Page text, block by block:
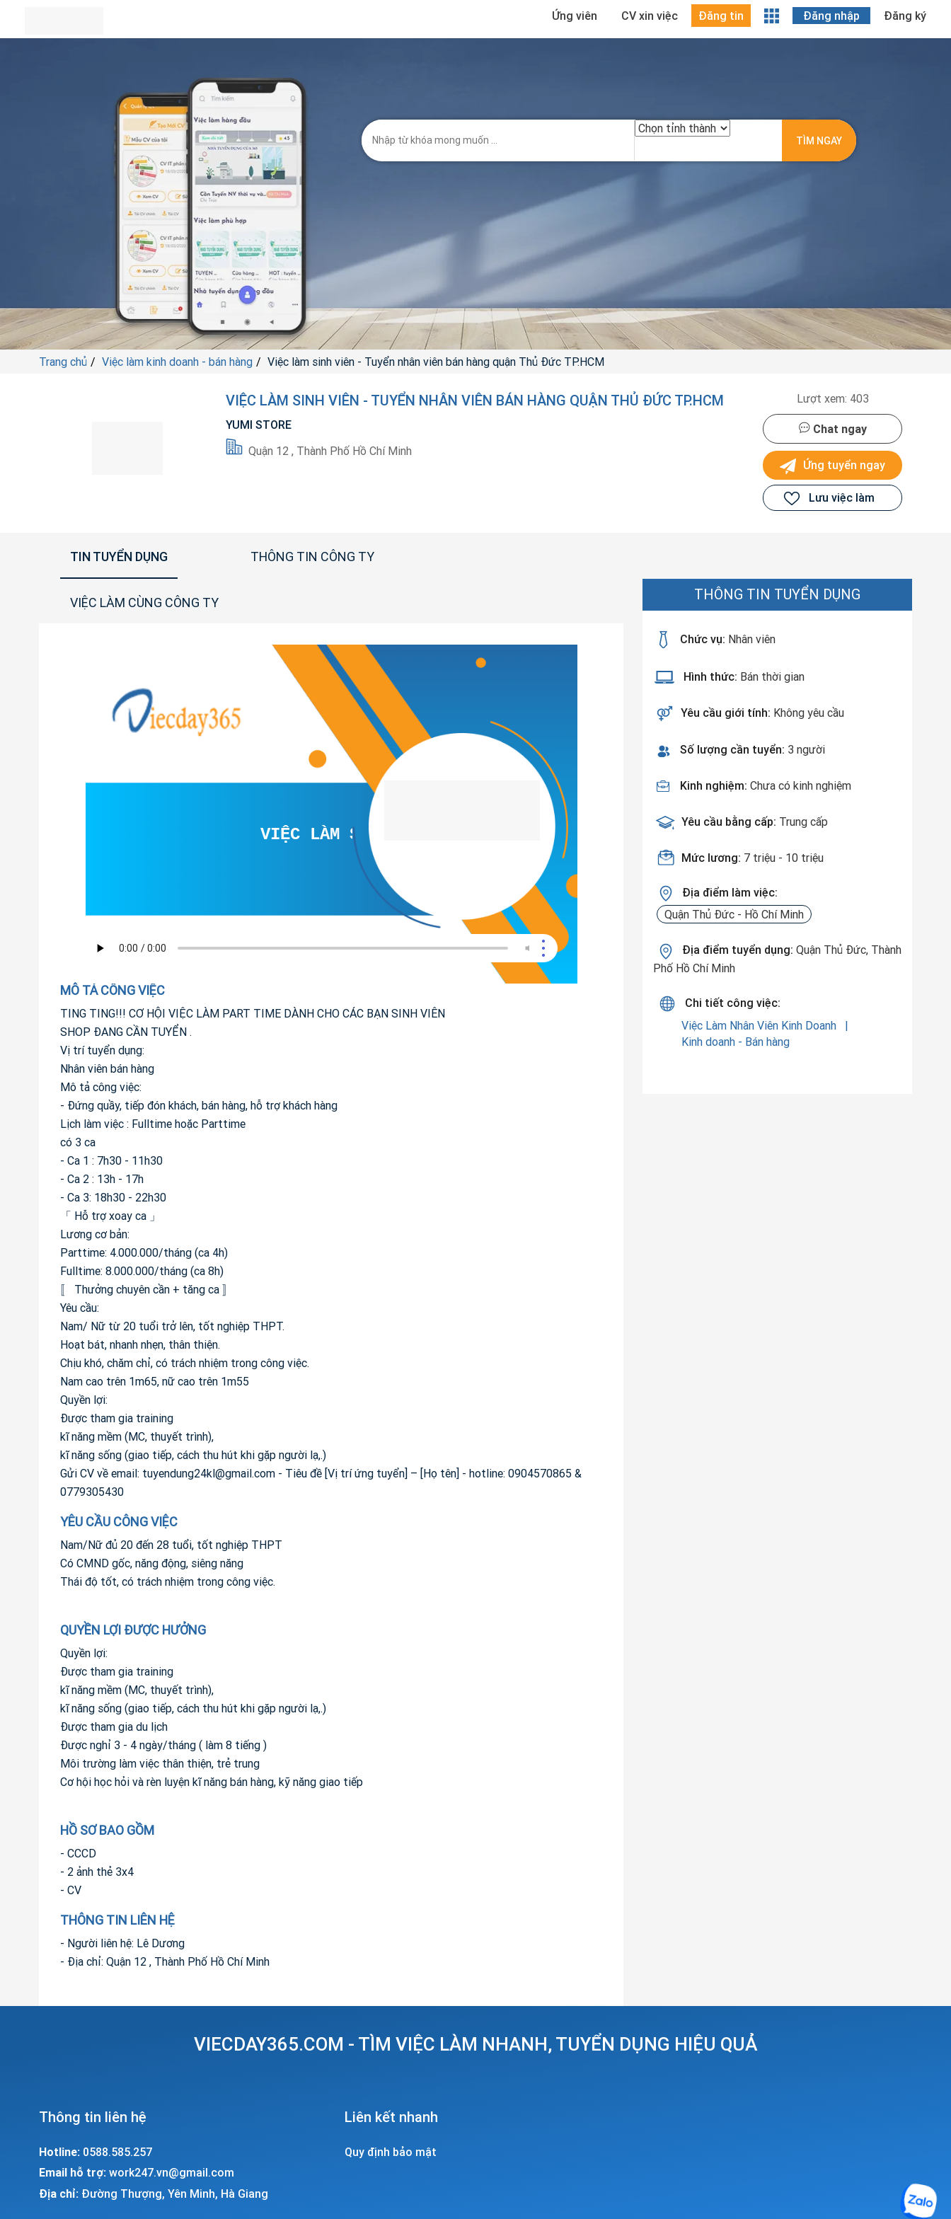
Ứng viên CV xin việc Đăng tin Đăng nhập Đăng ký
TÌM NGAY
Trang chủ Việc làm kinh doanh - bán hàng Việc làm sinh viên - Tuyển nhân viên bán hàng quận Thủ Đức TP.HCM
VIỆC LÀM SINH VIÊN - TUYỂN NHÂN VIÊN BÁN HÀNG QUẬN THỦ ĐỨC TP.HCM
YUMI STORE
Quận 12 , Thành Phố Hồ Chí Minh
Lượt xem: 403
Chat ngay
Ứng tuyển ngay
Lưu việc làm
TIN TUYỂN DỤNG THÔNG TIN CÔNG TY
VIỆC LÀM CÙNG CÔNG TY
VIỆC LÀM SINH VIÊN - TUYỂN NHÂN VIÊN BÁN HÀNG QUẬN THỦ ĐỨC TP.HCM
MÔ TẢ CÔNG VIỆC
TING TING!!! CƠ HỘI VIỆC LÀM PART TIME DÀNH CHO CÁC BẠN SINH VIÊN
SHOP ĐANG CẦN TUYỂN .
Vị trí tuyển dụng:
Nhân viên bán hàng
Mô tả công việc:
- Đứng quầy, tiếp đón khách, bán hàng, hỗ trợ khách hàng
Lịch làm việc : Fulltime hoặc Parttime
có 3 ca
- Ca 1 : 7h30 - 11h30
- Ca 2 : 13h - 17h
- Ca 3: 18h30 - 22h30
「 Hỗ trợ xoay ca 」
Lương cơ bản:
Parttime: 4.000.000/tháng (ca 4h)
Fulltime: 8.000.000/tháng (ca 8h)
〚 Thưởng chuyên cần + tăng ca 〛
Yêu cầu:
Nam/ Nữ từ 20 tuổi trở lên, tốt nghiệp THPT.
Hoạt bát, nhanh nhẹn, thân thiện.
Chịu khó, chăm chỉ, có trách nhiệm trong công việc.
Nam cao trên 1m65, nữ cao trên 1m55
Quyền lợi:
Được tham gia training
kĩ năng mềm (MC, thuyết trình),
kĩ năng sống (giao tiếp, cách thu hút khi gặp người lạ,.)
Gửi CV về email: tuyendung24kl@gmail.com - Tiêu đề [Vị trí ứng tuyển] – [Họ tên] - hotline: 0904570865 &
0779305430
YÊU CẦU CÔNG VIỆC
Nam/Nữ đủ 20 đến 28 tuổi, tốt nghiệp THPT
Có CMND gốc, năng động, siêng năng
Thái độ tốt, có trách nhiệm trong công việc.
QUYỀN LỢI ĐƯỢC HƯỞNG
Quyền lợi:
Được tham gia training
kĩ năng mềm (MC, thuyết trình),
kĩ năng sống (giao tiếp, cách thu hút khi gặp người lạ,.)
Được tham gia du lịch
Được nghỉ 3 - 4 ngày/tháng ( làm 8 tiếng )
Môi trường làm việc thân thiện, trẻ trung
Cơ hội học hỏi và rèn luyện kĩ năng bán hàng, kỹ năng giao tiếp
HỒ SƠ BAO GỒM
- CCCD
- 2 ảnh thẻ 3x4
- CV
THÔNG TIN LIÊN HỆ
- Người liên hệ: Lê Dương
- Địa chỉ: Quận 12 , Thành Phố Hồ Chí Minh
THÔNG TIN TUYỂN DỤNG
Chức vụ: Nhân viên
Hình thức: Bán thời gian
Yêu cầu giới tính: Không yêu cầu
Số lượng cần tuyển: 3 người
Kinh nghiệm: Chưa có kinh nghiệm
Yêu cầu bằng cấp: Trung cấp
Mức lương: 7 triệu - 10 triệu
Địa điểm làm việc:
Quận Thủ Đức - Hồ Chí Minh
Địa điểm tuyển dụng: Quận Thủ Đức, Thành
Phố Hồ Chí Minh
Chi tiết công việc:
Việc Làm Nhân Viên Kinh Doanh
Kinh doanh - Bán hàng
VIECDAY365.COM - TÌM VIỆC LÀM NHANH, TUYỂN DỤNG HIỆU QUẢ
Thông tin liên hệ
Hotline: 0588.585.257
Email hỗ trợ: work247.vn@gmail.com
Địa chỉ: Đường Thượng, Yên Minh, Hà Giang
Liên kết nhanh
Quy định bảo mật